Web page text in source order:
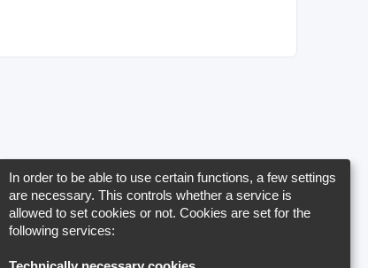
In order to be able to use certain functions, a few settings
are necessary. This controls whether a service is
allowed to set cookies or not. Cookies are set for the
following services: